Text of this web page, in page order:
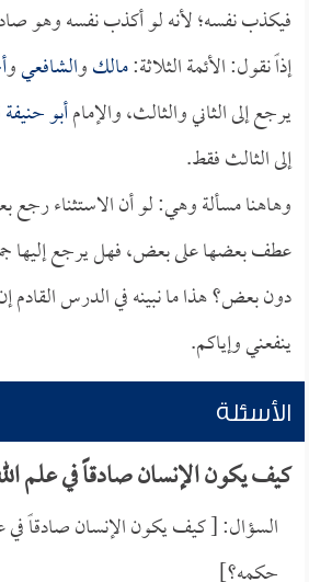
فيكذب نفسه؛ لأنه لو أكذب نفسه وهو
إذاً نقول: الأئمة الثلاثة:مالكوالشافعيو
يرجع إلى الثاني والثالث، والإمامأبو حنيفة
إلى الثالث فقط.
وهاهنا مسألة وهي: لو أن الاستثناء رجع
عطف بعضها على بعض، فهل يرجع إليها
دون بعض؟ هذا ما نبينه في الدرس القادم
ينفعني وإياكم.
الأسئلة
كيف يكون الإنسان صادقاً في علم
السؤال: [ كيف يكون الإنسان صادقاً في